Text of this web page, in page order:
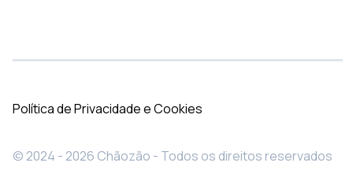
Política de Privacidade e Cookies
© 2024 - 2026 Chãozão - Todos os direitos reservados